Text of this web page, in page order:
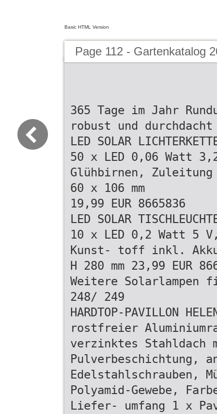
Basic HTML Version
Page 112 - Gartenkatalog
365 Tage im Jahr
robust und durchdacht
LED SOLAR
50 x LED 0,06 Watt
Glühbirnen,
60 x 106 mm
19,99 EUR 8665836
LED SOLAR
10 x LED 0,2 Watt 5
Kunst- toff inkl.
H 280 mm 23,99 EUR
Weitere Solarlampen
248/ 249
HARDTOP-PAVILLON
rostfreier
verzinktes Stahldach
Edelstahlschrauben,
Polyamid-Gewebe,
Liefer- umfang 1 x